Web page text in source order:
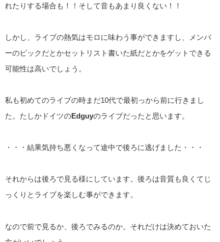
れたりする場合も！！そして音もあまり良くない！！
しかし、ライブの熱気はモロに味わう事ができますし、メンバ
ーのピックだとかセットリスト書いた紙だとかをゲットできる
可能性は高いでしょう。
私も初めてのライブの時まだ10代で最初っから前に行きまし
た。たしかドイツのEdguyのライブだったと思います。
・・・結果気持ち悪くなって途中で後ろに逃げました・・・
それからは後ろで見る様にしています。後ろは音質も良くてじ
っくりとライブを楽しむ事ができます。
なので前で見るか、後ろでみるのか。それだけは決めておいた